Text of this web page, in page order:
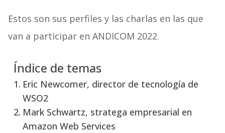
Estos son sus perfiles y las charlas en las que
van a participar en ANDICOM 2022.
Índice de temas
Eric Newcomer, director de tecnología de
WSO2
Mark Schwartz, stratega empresarial en
Amazon Web Services